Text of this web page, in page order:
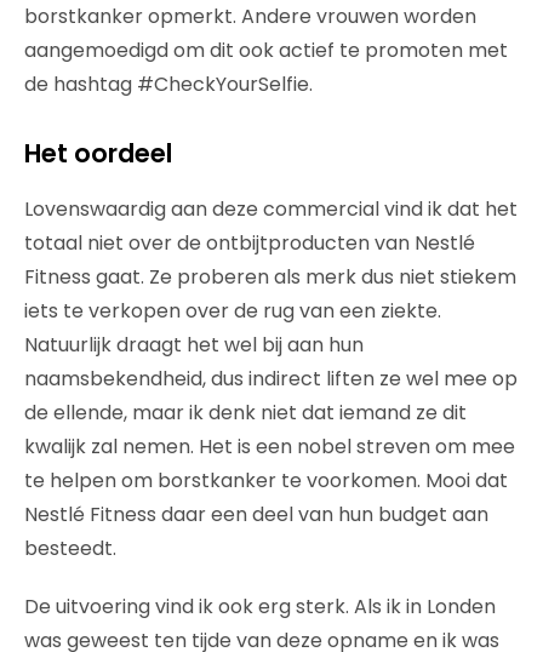
borstkanker opmerkt. Andere vrouwen worden
aangemoedigd om dit ook actief te promoten met
de hashtag #CheckYourSelfie.
Het oordeel
Lovenswaardig aan deze commercial vind ik dat het
totaal niet over de ontbijtproducten van Nestlé
Fitness gaat. Ze proberen als merk dus niet stiekem
iets te verkopen over de rug van een ziekte.
Natuurlijk draagt het wel bij aan hun
naamsbekendheid, dus indirect liften ze wel mee op
de ellende, maar ik denk niet dat iemand ze dit
kwalijk zal nemen. Het is een nobel streven om mee
te helpen om borstkanker te voorkomen. Mooi dat
Nestlé Fitness daar een deel van hun budget aan
besteedt.
De uitvoering vind ik ook erg sterk. Als ik in Londen
was geweest ten tijde van deze opname en ik was